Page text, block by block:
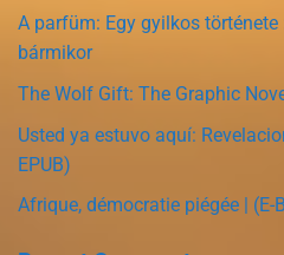
A parfüm: Egy gyilkos
bármikor
The Wolf Gift: The Graphic
Usted ya estuvo aquí:
EPUB)
Afrique, démocratie piégée | (E-